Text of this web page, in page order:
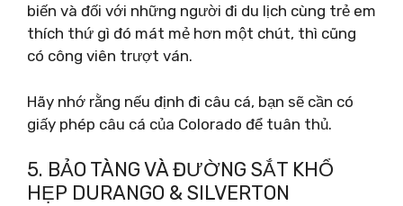
biến và đối với những người đi du lịch cùng trẻ em
thích thứ gì đó mát mẻ hơn một chút, thì cũng
có công viên trượt ván.
Hãy nhớ rằng nếu định đi câu cá, bạn sẽ cần có
giấy phép câu cá của Colorado để tuân thủ.
5. BẢO TÀNG VÀ ĐƯỜNG SẮT KHỔ
HẸP DURANGO & SILVERTON